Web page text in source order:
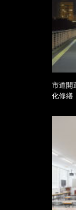
市道開
化修繕